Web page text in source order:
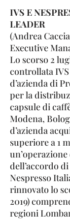
IVS E
LEADER
(Andrea
Executive
Lo scorso 2
controllata
d’azienda di
per la
capsule di
Modena,
d’azienda
superiore a 1
dell’accordo
Nespresso
rinnovato lo
2019)
regioni